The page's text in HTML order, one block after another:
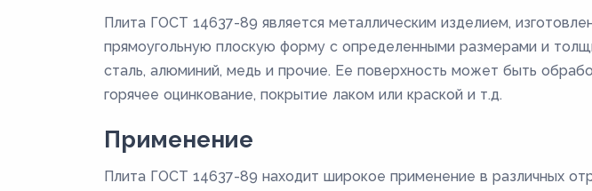
Плита ГОСТ 14637-89 является металлическим изделием,
прямоугольную плоскую форму с определенными размерами и
сталь, алюминий, медь и прочие. Ее поверхность может быть
горячее оцинкование, покрытие лаком или краской и т.д.
Применение
Плита ГОСТ 14637-89 находит широкое применение в различных